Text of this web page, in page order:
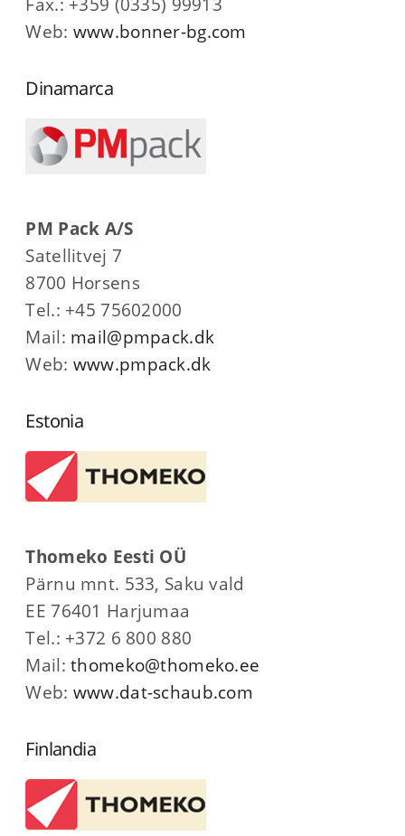
Web: www.bonner-bg.com
Dinamarca
PM Pack A/S
Satellitvej 7
8700 Horsens
Tel.: +45 75602000
Mail: mail@pmpack.dk
Web: www.pmpack.dk
Estonia
Thomeko Eesti OÜ
Pärnu mnt. 533, Saku vald
EE 76401 Harjumaa
Tel.: +372 6 800 880
Mail:thomeko@thomeko.ee
Web: www.dat-schaub.com
Finlandia